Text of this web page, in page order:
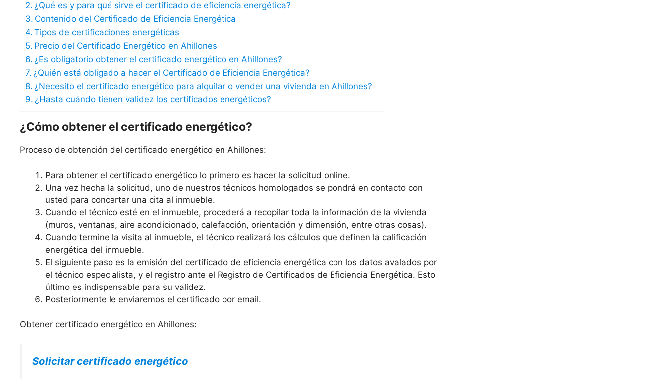
¿Qué es y para qué sirve el certificado de eficiencia energética?
Contenido del Certificado de Eficiencia Energética
Tipos de certificaciones energéticas
Precio del Certificado Energético en Ahillones
¿Es obligatorio obtener el certificado energético en Ahillones?
¿Quién está obligado a hacer el Certificado de Eficiencia Energética?
¿Necesito el certificado energético para alquilar o vender una vivienda en Ahillones?
¿Hasta cuándo tienen validez los certificados energéticos?
¿Cómo obtener el certificado energético?
Proceso de obtención del certificado energético en Ahillones:
Para obtener el certificado energético lo primero es hacer la solicitud online.
Una vez hecha la solicitud, uno de nuestros técnicos homologados se pondrá en contacto con
usted para concertar una cita al inmueble.
Cuando el técnico esté en el inmueble, procederá a recopilar toda la información de la vivienda
(muros, ventanas, aire acondicionado, calefacción, orientación y dimensión, entre otras cosas).
Cuando termine la visita al inmueble, el técnico realizará los cálculos que definen la calificación
energética del inmueble.
El siguiente paso es la emisión del certificado de eficiencia energética con los datos avalados por
el técnico especialista, y el registro ante el Registro de Certificados de Eficiencia Energética. Esto
último es indispensable para su validez.
Posteriormente le enviaremos el certificado por email.
Obtener certificado energético en Ahillones:
Solicitar certificado energético